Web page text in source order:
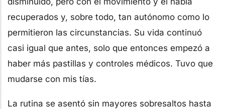
recuperados y, sobre todo, tan autónomo como lo
permitieron las circunstancias. Su vida continuó
casi igual que antes, solo que entonces empezó a
haber más pastillas y controles médicos. Tuvo que
mudarse con mis tías.
La rutina se asentó sin mayores sobresaltos hasta